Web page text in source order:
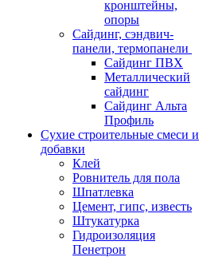
кронштейны,
опоры
Cайдинг, сэндвич-
панели, термопанели
Сайдинг ПВХ
Металлический
сайдинг
Сайдинг Альта
Профиль
Сухие строительные смеси и
добавки
Клей
Ровнитель для пола
Шпатлевка
Цемент, гипс, известь
Штукатурка
Гидроизоляция
Пенетрон